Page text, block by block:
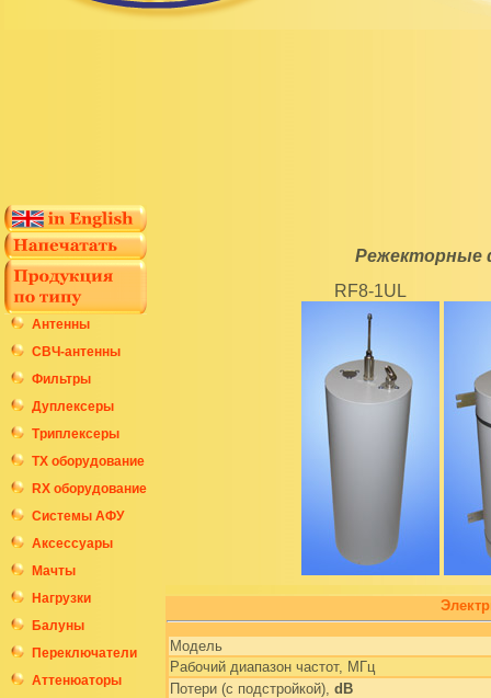
Антенны
СВЧ-антенны
Фильтры
Дуплексеры
Триплексеры
ТХ оборудование
RX оборудование
Системы АФУ
Аксессуары
Мачты
Нагрузки
Балуны
Переключатели
Аттенюаторы
Режекторные
RF8-1UL
Модель
Рабочий диапазон частот, МГц
Потери (с подстройкой), dB